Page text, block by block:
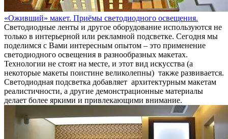
«Оживший» макет. Приёмы светодиодного освещения.
Светодиодные ленты и другое оборудование используются не
только в интерьерной или рекламной подсветке. Сегодня мы
поделимся с Вами интересным опытом – это применение
светодиодного освещения в разнообразных макетах.
Технологии не стоят на месте, и этот вид искусства (а
некоторые макеты поистине великолепны) также развивается.
Светодиодная подсветка добавляет архитектурным макетам
реалистичности, а другие демонстрационные материалы
делает более яркими и привлекающими внимание.